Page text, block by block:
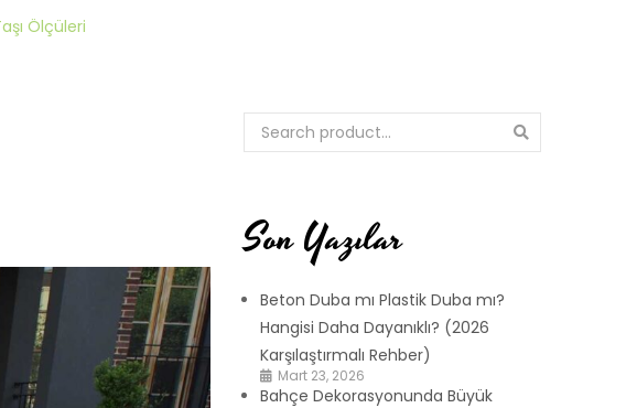
Ölçüleri
Son Yazılar
Beton Duba mı Plastik Duba mı?
Hangisi Daha Dayanıklı? (2026
Karşılaştırmalı Rehber)
Mart 23, 2026
Bahçe Dekorasyonunda Büyük